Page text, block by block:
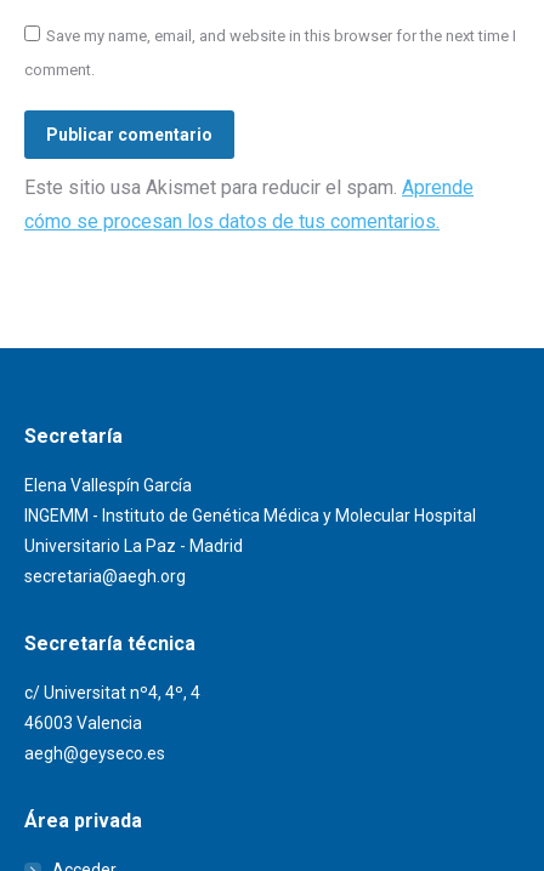
Save my name, email, and website in this browser for the next time I
comment.
Publicar comentario
Este sitio usa Akismet para reducir el spam. Aprende
cómo se procesan los datos de tus comentarios.
Secretaría
Elena Vallespín García
INGEMM - Instituto de Genética Médica y Molecular Hospital
Universitario La Paz - Madrid
secretaria@aegh.org
Secretaría técnica
c/ Universitat nº4, 4º, 4
46003 Valencia
aegh@geyseco.es
Área privada